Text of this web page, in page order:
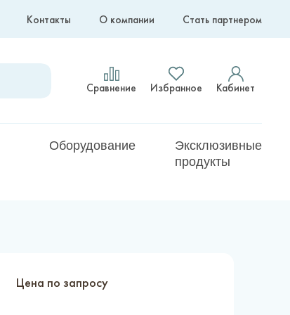
Контакты О компании Стать партнером
Сравнение Избранное Кабинет
Оборудование
Эксклюзивные
продукты
Цена по запросу